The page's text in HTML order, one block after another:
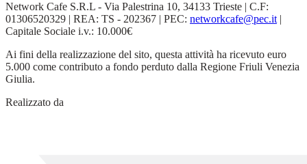
Network Cafe S.R.L - Via Palestrina 10, 34133 Trieste | C.F:
01306520329 | REA: TS - 202367 | PEC: networkcafe@pec.it |
Capitale Sociale i.v.: 10.000€
Ai fini della realizzazione del sito, questa attività ha ricevuto euro
5.000 come contributo a fondo perduto dalla Regione Friuli Venezia
Giulia.
Realizzato da